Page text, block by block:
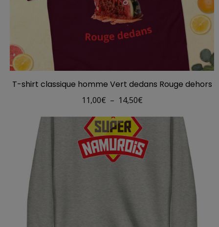
T-shirt classique homme Vert dedans Rouge dehors
11,00€ – 14,50€Plage
prix :
11,00€
à